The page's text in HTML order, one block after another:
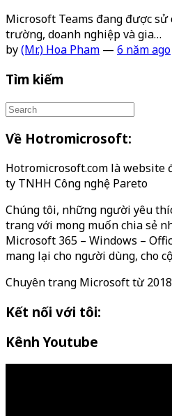
Microsoft Teams đang được sử
trường, doanh nghiệp và gia…
by(Mr.) Hoa Pham — 6 năm ago
Tìm kiếm
Về Hotromicrosoft:
Hotromicrosoft.com là website
ty TNHH Công nghệ Pareto
Chúng tôi, những người yêu
trang với mong muốn chia sẻ
Microsoft 365 – Windows –
mang lại cho người dùng, cho
Chuyên trang Microsoft từ
Kết nối với tôi:
Kênh Youtube